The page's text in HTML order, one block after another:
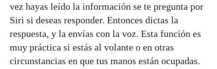
vez hayas leído la información se te pregunta por
Siri si deseas responder. Entonces dictas la
respuesta, y la envías con la voz. Esta función es
muy práctica si estás al volante o en otras
circunstancias en que tus manos están ocupadas.